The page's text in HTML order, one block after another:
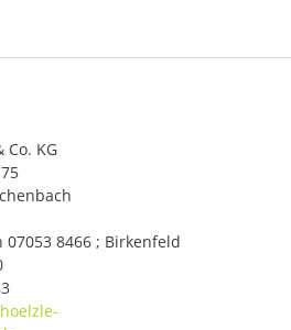
Co. KG
07053 8466 ; Birkenfeld